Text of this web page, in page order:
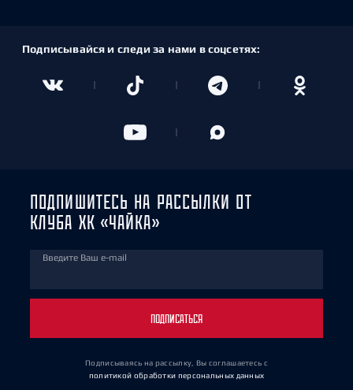
Подписывайся и следи за нами в соцсетях:
ПОДПИШИТЕСЬ НА РАССЫЛКИ ОТ
КЛУБА ХК «ЧАЙКА»
Введите Ваш e-mail
ПОДПИСАТЬСЯ
Подписываясь на рассылку, Вы соглашаетесь с
политикой обработки персональных данных